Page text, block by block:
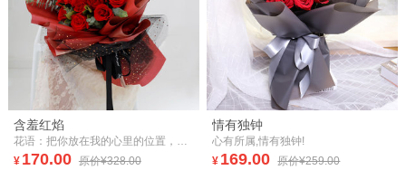
含羞红焰
花语：把你放在我的心里的位置，如同一位花园里的公主，每天幸福微笑。
¥ 170.00 原价¥328.00
情有独钟
心有所属,情有独钟!
¥ 169.00 原价¥259.00